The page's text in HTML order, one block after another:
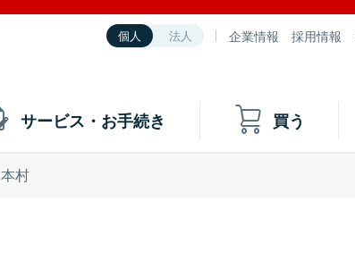
個人 法人 企業情報 採用情報
サービス・お手続き 買う
本村